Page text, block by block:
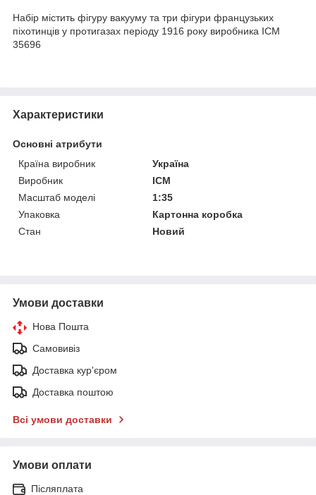
Набір містить фігуру вакууму та три фігури французьких
піхотинців у протигазах періоду 1916 року виробника ICM
35696
Характеристики
Основні атрибути
Країна виробник
Україна
Виробник
ICM
Масштаб моделі
1:35
Упаковка
Картонна коробка
Стан
Новий
Умови доставки
Нова Пошта
Самовивіз
Доставка кур'єром
Доставка поштою
Всі умови доставки
Умови оплати
Післяплата